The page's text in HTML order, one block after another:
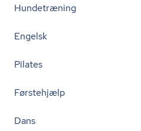
Hundetræning
Engelsk
Pilates
Førstehjælp
Dans